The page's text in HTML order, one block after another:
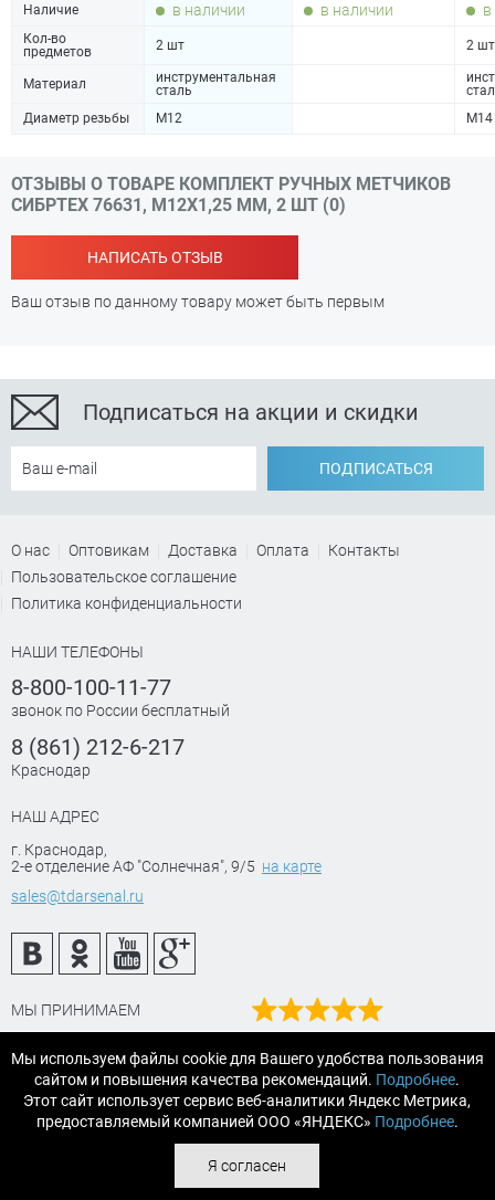
Наличие в наличии в наличии
Кол-во
предметов
2 шт 2 шт
Материал
инструментальная
сталь
Диаметр резьбы
М12 М14
ОТЗЫВЫ О ТОВАРЕ КОМПЛЕКТ РУЧНЫХ МЕТЧИКОВ
СИБРТЕХ 76631, М12Х1,25 ММ, 2 ШТ (0)
НАПИСАТЬ ОТЗЫВ
Ваш отзыв по данному товару может быть первым
Подписаться на акции и скидки
ПОДПИСАТЬСЯ
О нас Оптовикам Доставка Оплата
Контакты
Пользовательское соглашение
Политика конфиденциальности
НАШИ ТЕЛЕФОНЫ
8-800-100-11-77
звонок по России бесплатный
8 (861) 212-6-217
Краснодар
НАШ АДРЕС
г. Краснодар,
2-е отделение АФ "Солнечная", 9/5 на карте
sales@tdarsenal.ru
МЫ ПРИНИМАЕМ
на Яндекс маркет
Читайте отзывы
© 2007-2026 «АРСЕНАЛТРЕЙДИНГ Краснодар» строительные и
Мы используем файлы cookie для Вашего удобства пользования
сайтом и повышения качества рекомендаций. Подробнее.
Этот сайт использует сервис веб-аналитики Яндекс Метрика,
предоставляемый компанией ООО «ЯНДЕКС» Подробнее.
Я согласен